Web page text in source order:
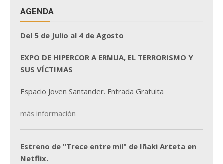
AGENDA
Del 5 de Julio al 4 de Agosto
EXPO DE HIPERCOR A ERMUA, EL TERRORISMO Y
SUS VÍCTIMAS
Espacio Joven Santander. Entrada Gratuita
más información
Estreno de "Trece entre mil" de Iñaki Arteta en
Netflix.